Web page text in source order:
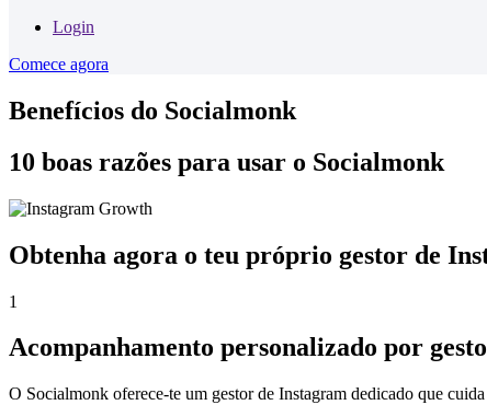
Login
Comece agora
Benefícios do Socialmonk
10 boas razões para usar o Socialmonk
Obtenha agora o teu próprio gestor de
1
Acompanhamento personalizado por
O Socialmonk oferece-te um gestor de Instagram dedicado que